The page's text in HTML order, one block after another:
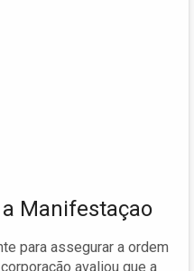
Manifestaçao
para assegurar a ordem
avaliou que a